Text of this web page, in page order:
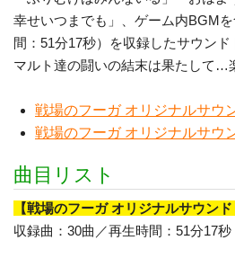
幸せいつまでも」、ゲーム内BGM
間：51分17秒）を収録したサウンド
マルト達の闘いの結末は果たして…
戦場のフーガ オリジナルサウ
戦場のフーガ オリジナルサウ
曲目リスト
【戦場のフーガ オリジナルサウンド
収録曲：30曲／再生時間：51分17秒